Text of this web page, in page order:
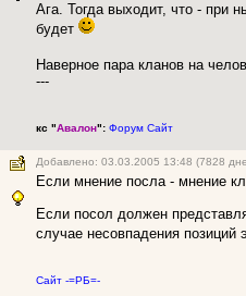
Ага. Тогда выходит, что - при
будет
Наверное пара кланов на
---
кс "Авалон": Форум Сайт
Добавлено: 03.03.2005 13:48 (7828
Если мнение посла - мнение
Если посол должен
случае несовпадения позиций
Сайт -=РБ=-